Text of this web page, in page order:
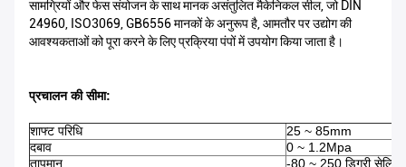
सामग्रियों और फेस संयोजन के साथ मानक असंतुलित मैकेनिकल सील, जो DIN
24960, ISO3069, GB6556 मानकों के अनुरूप है, आमतौर पर उद्योग की
आवश्यकताओं को पूरा करने के लिए प्रक्रिया पंपों में उपयोग किया जाता है।
प्रचालन की सीमा:
शाफ्ट परिधि
25 ~ 85mm
दबाव
0 ~ 1.2Mpa
तापमान
-80 ~ 250 डिग्री